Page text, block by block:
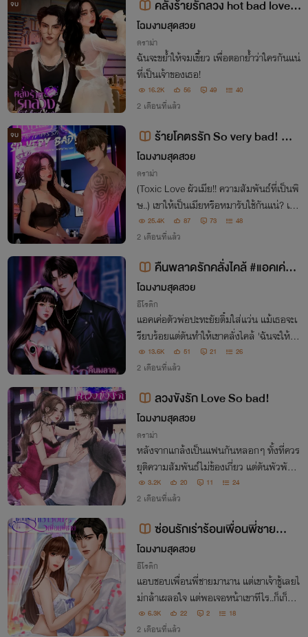
จบ
คลั่งร้ายรักลวง hot bad love!
🔥(อ่านฟรียาว)
โฉมงามสุดสวย
ดราม่า
ฉันจะขย้ำให้จมเขี้ยว เพื่อตอกย้ำว่าใครกันแน่
ที่เป็นเจ้าของเธอ!
16.2K 56 49 40
2 เดือนที่แล้ว
จบ
ร้ายโคตรรัก So very bad! 🔥
(อ่านฟรียาว)
โฉมงามสุดสวย
ดราม่า
(Toxic Love ผัวเมีย!! ความสัมพันธ์ที่เป็นพิ
ษ..) เขาให้เป็นเมียหรือหมารับใช้กันแน่? เขา
ให้เป็นเมียหรือหมารับใช้กันแน่? 'อย่าร่านให้
มากได้ไหมถ้าไม่อยากเจ็บตัว ลืมหรือไงว่าฉั
25.4K 87 73 48
2 เดือนที่แล้ว
คืนพลาดรักคลั่งไคล้ #แอคเค่อ
🔥อ่านฟรี🔥
โฉมงามสุดสวย
อีโรติก
แอคเค่อตัวพ่อปะทะยัยติ๋มใส่แว่น แม้เธอจะเ
รียบร้อยแต่ดันทำให้เขาคลั่งไคล้ 'ฉันจะให้เงิ
นเธอสามเท่า แต่ต้อง..ฉัน ต่อหน้าไอ้สัดนั่น
ที่มันแม่งมาจีบเธอ!'
13.6K 51 21 26
2 เดือนที่แล้ว
ลวงขังรัก Love So bad!
โฉมงามสุดสวย
ดราม่า
หลังจากแกล้งเป็นแฟนกันหลอกๆ ทั้งที่ควร
ยุติความสัมพันธ์ไม่ข้องเกี่ยว แต่ดันพัวพันจ
นเผลอใจให้เสือร้ายที่โคตรจะดุ! 'อดทนหน่อ
ยนะ เป็นของฉันก็เจ็บแบบนี้แหละ หึ'
3.2K 20 11 24
2 เดือนที่แล้ว
ซ่อนรักเร่าร้อนเพื่อนพี่ชาย🔥อ่
านฟรี😈
โฉมงามสุดสวย
อีโรติก
แอบชอบเพื่อนพี่ชายมานาน แต่เขาเจ้าชู้เลยไ
ม่กล้าเผลอใจ แต่พอเจอหน้าเขาทีไร..ก็เก็บม
าติ้วว เอ๊ย! เก็บมาฝันทุกทีเลย
6.3K 22 2 18
2 เดือนที่แล้ว